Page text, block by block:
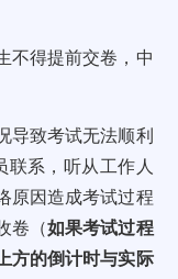
得提前交卷，中
致考试无法顺利
联系，听从工作人
原因造成考试过程
卷（如果考试过程
方的倒计时与实际